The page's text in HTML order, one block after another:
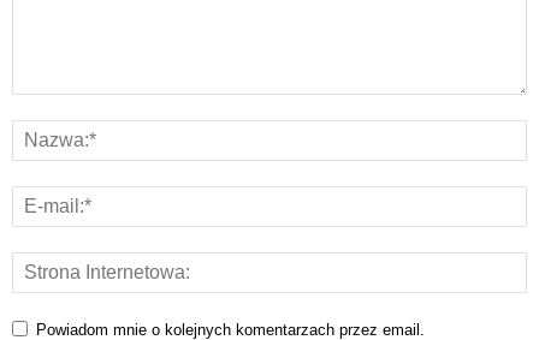
Powiadom mnie o kolejnych komentarzach przez email.